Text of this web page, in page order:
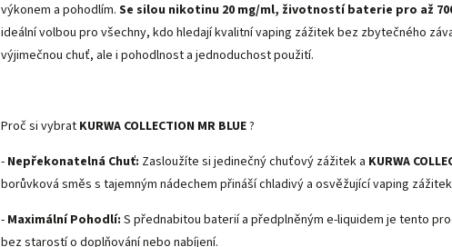
výkonem a pohodlím. Se silou nikotinu 20 mg/ml, životností baterie pro až
ideální volbou pro všechny, kdo hledají kvalitní vaping zážitek bez zbytečného
výjimečnou chuť, ale i pohodlnost a jednoduchost použití.
Proč si vybrat KURWA COLLECTION MR BLUE?
- Nepřekonatelná Chuť: Zasloužíte si jedinečný chuťový zážitek a KURWA
borůvková směs s tajemným nádechem přináší chladivý a osvěžující vaping
- Maximální Pohodlí: S přednabitou baterií a předplněným e-liquidem je tento
bez starostí o doplňování nebo nabíjení.